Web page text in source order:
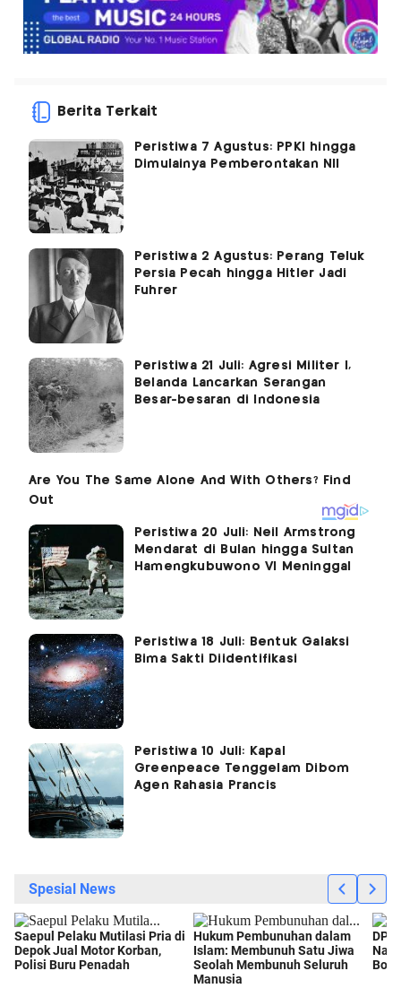
Berita Terkait
Peristiwa 7 Agustus: PPKI hingga
Dimulainya Pemberontakan NII
Peristiwa 2 Agustus: Perang Teluk
Persia Pecah hingga Hitler Jadi
Fuhrer
Peristiwa 21 Juli: Agresi Militer I,
Belanda Lancarkan Serangan
Besar-besaran di Indonesia
Peristiwa 20 Juli: Neil Armstrong
Mendarat di Bulan hingga Sultan
Hamengkubuwono VI Meninggal
Peristiwa 18 Juli: Bentuk Galaksi
Bima Sakti Diidentifikasi
Peristiwa 10 Juli: Kapal
Greenpeace Tenggelam Dibom
Agen Rahasia Prancis